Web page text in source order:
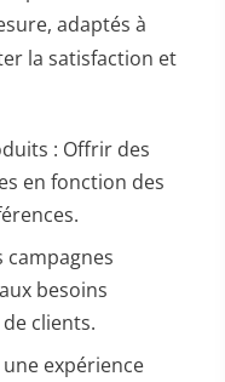
adaptés à
la satisfaction et
: Offrir des
en fonction des
campagnes
besoins
clients.
expérience